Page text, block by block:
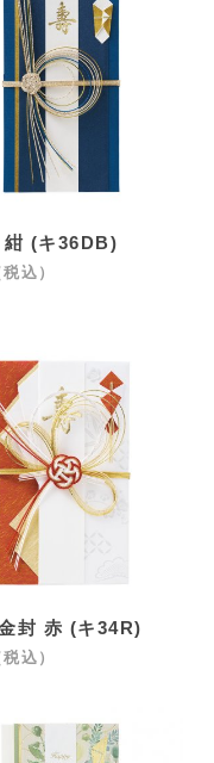
紺 (キ36DB)
込）
封 赤 (キ34R)
込）